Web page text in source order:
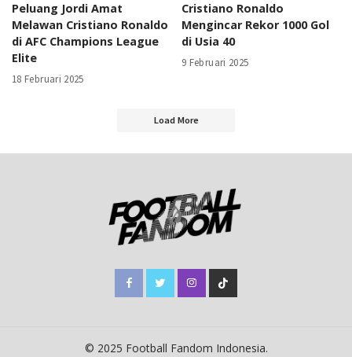
Peluang Jordi Amat
Melawan Cristiano Ronaldo
di AFC Champions League
Elite
18 Februari 2025
Cristiano Ronaldo
Mengincar Rekor 1000 Gol
di Usia 40
9 Februari 2025
Load More
© 2025 Football Fandom Indonesia.